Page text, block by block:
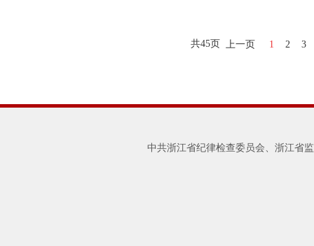
共45页 上一页 1 2 3
中共浙江省纪律检查委员会、浙江省